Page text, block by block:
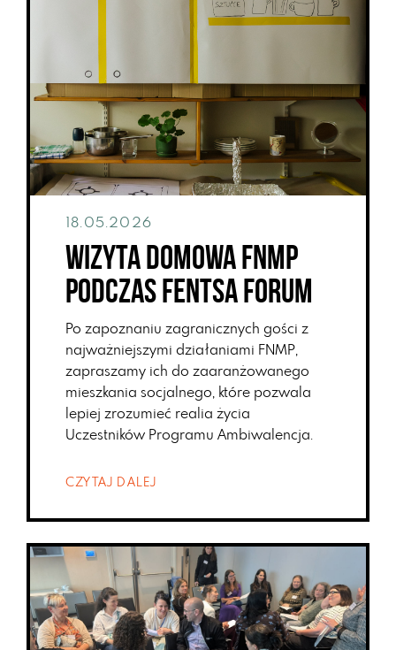
18.05.2026
Wizyta domowa FNMP
podczas FENTSA Forum
Po zapoznaniu zagranicznych gości z
najważniejszymi działaniami FNMP,
zapraszamy ich do zaaranżowanego
mieszkania socjalnego, które pozwala
lepiej zrozumieć realia życia
Uczestników Programu Ambiwalencja.
CZYTAJ DALEJ